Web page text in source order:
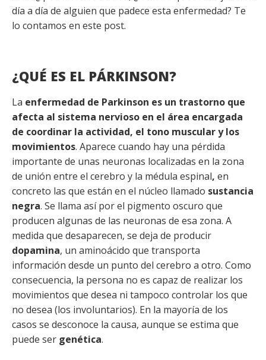
día a día de alguien que padece esta enfermedad? Te
lo contamos en este post.
¿QUÉ ES EL PÁRKINSON?
La enfermedad de Parkinson es un trastorno que
afecta al sistema nervioso en el área encargada
de coordinar la actividad, el tono muscular y los
movimientos. Aparece cuando hay una pérdida
importante de unas neuronas localizadas en la zona
de unión entre el cerebro y la médula espinal, en
concreto las que están en el núcleo llamado sustancia
negra. Se llama así por el pigmento oscuro que
producen algunas de las neuronas de esa zona. A
medida que desaparecen, se deja de producir
dopamina, un aminoácido que transporta
información desde un punto del cerebro a otro. Como
consecuencia, la persona no es capaz de realizar los
movimientos que desea ni tampoco controlar los que
no desea (los involuntarios). En la mayoría de los
casos se desconoce la causa, aunque se estima que
puede ser genética.